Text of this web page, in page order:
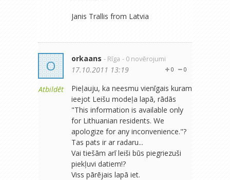
Janis Trallis from Latvia
O
Atbildēt
orkaans - Rīga - 0 novērojumi
0
0
17.10.2011 13:19
Pieļauju, ka neesmu vienīgais kuram
ieejot Leišu modeļa lapā, rādās
"This information is available only
for Lithuanian residents. We
apologize for any inconvenience."?
Tas pats ir ar radaru...
Vai tiešām arī leiši būs piegriezuši
piekļuvi datiem!?
Viss pārējais lapā iet.